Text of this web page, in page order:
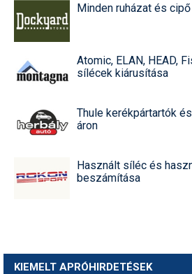
Minden ruházat és
Atomic, ELAN, HEAD,
sílécek kiárusítása
Thule kerékpártartók
áron
Használt síléc és
beszámítása
KIEMELT APRÓHIRDETÉSEK